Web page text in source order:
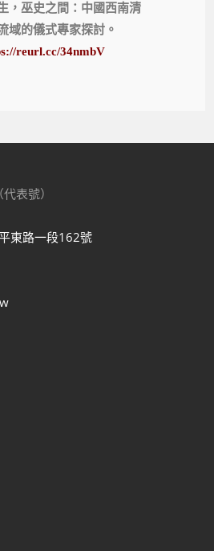
，巫史之間：中國西南清
域的儀式專家探討。
reurl.cc/34nmbV
表號）
東路一段162號